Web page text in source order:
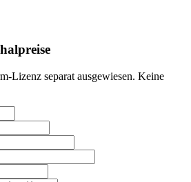
Lizenz separat ausgewiesen. Keine